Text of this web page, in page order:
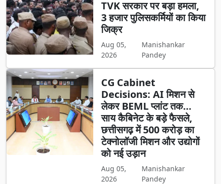
TVK सरकार पर बड़ा हमला,
3 हजार पुलिसकर्मियों का किया
जिक्र
Aug 05,
2026
Manishankar
Pandey
CG Cabinet
Decisions: AI मिशन से
लेकर BEML प्लांट तक…
साय कैबिनेट के बड़े फैसले,
छत्तीसगढ़ में 500 करोड़ का
टेक्नोलॉजी मिशन और उद्योगों
को नई उड़ान
Aug 05,
2026
Manishankar
Pandey